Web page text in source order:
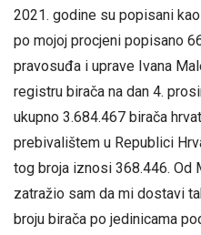
2021. godine su popisani
po mojoj procjeni popisano
pravosuđa i uprave Ivana
registru birača na dan 4.
ukupno 3.684.467 birača
prebivalištem u Republici
tog broja iznosi 368.446. Od
zatražio sam da mi dostavi
broju birača po jedinicama